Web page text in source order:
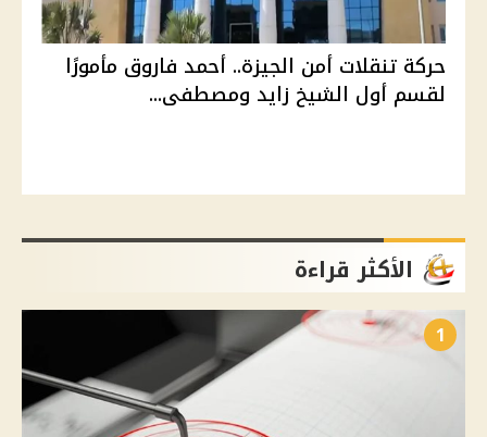
حركة تنقلات أمن الجيزة.. أحمد فاروق مأمورًا
لقسم أول الشيخ زايد ومصطفى...
الأكثر قراءة
1